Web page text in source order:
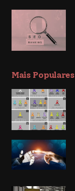
Mais Populares